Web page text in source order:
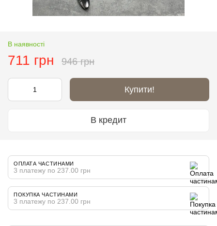
В наявності
711 грн 946 грн
Купити!
В кредит
ОПЛАТА ЧАСТИНАМИ
3 платежу по 237.00 грн
ПОКУПКА ЧАСТИНАМИ
3 платежу по 237.00 грн